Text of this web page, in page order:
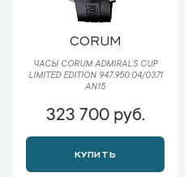
CORUM
ЧАСЫ CORUM ADMIRAL`S CUP
LIMITED EDITION 947.950.04/0371
AN15
323 700 руб.
КУПИТЬ